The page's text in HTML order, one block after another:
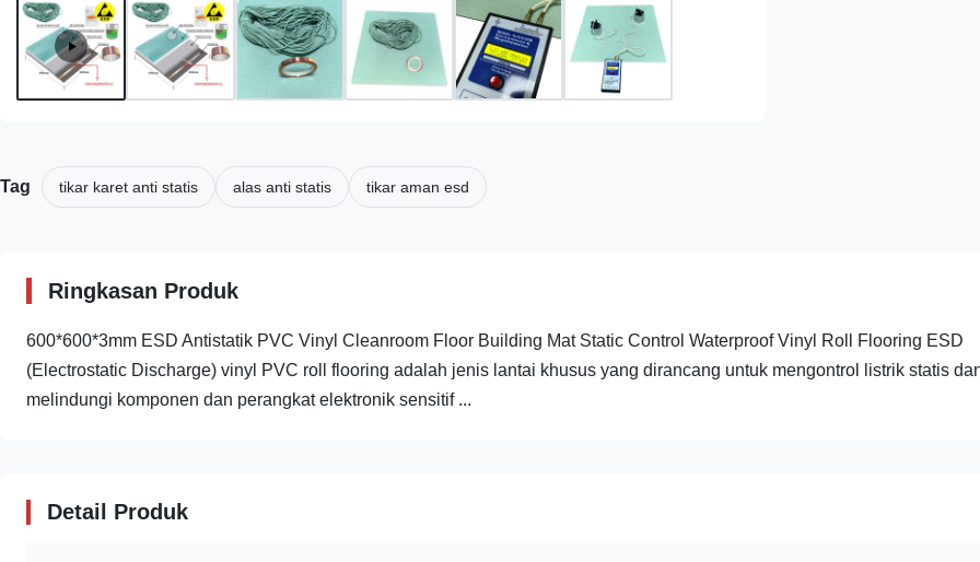
Tag tikar karet anti statis alas anti statis tikar aman esd
Ringkasan Produk
600*600*3mm ESD Antistatik PVC Vinyl Cleanroom Floor Building Mat Static Control Waterproof Vinyl Roll Flooring ESD
(Electrostatic Discharge) vinyl PVC roll flooring adalah jenis lantai khusus yang dirancang untuk mengontrol listrik statis
melindungi komponen dan perangkat elektronik sensitif ...
Detail Produk